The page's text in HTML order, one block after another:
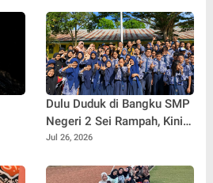
Dulu Duduk di Bangku SMP
Negeri 2 Sei Rampah, Kini
Penulis Mulai Aja Dulu
sebagai Pemateri untuk
Jul 26, 2026